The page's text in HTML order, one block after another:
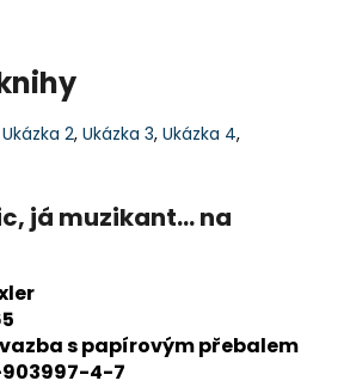
Ukázka 2, Ukázka 3, Ukázka 4,
já muzikant... na
s papírovým přebalem
903997-4-7